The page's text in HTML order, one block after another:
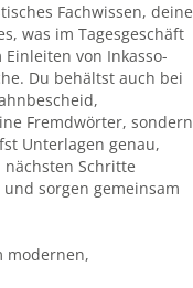
Fachwissen, deine
was im Tagesgeschäft
von Inkasso-
Du behältst auch bei
Fremdwörter, sondern
Unterlagen genau,
Schritte
sorgen gemeinsam
modernen,